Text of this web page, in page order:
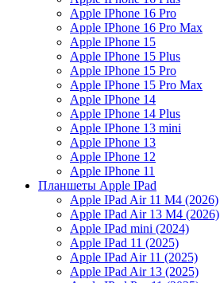
Apple IPhone 16 Pro
Apple IPhone 16 Pro Max
Apple IPhone 15
Apple IPhone 15 Plus
Apple IPhone 15 Pro
Apple IPhone 15 Pro Max
Apple IPhone 14
Apple IPhone 14 Plus
Apple IPhone 13 mini
Apple IPhone 13
Apple IPhone 12
Apple IPhone 11
Планшеты Apple IPad
Apple IPad Air 11 М4 (2026)
Apple IPad Air 13 М4 (2026)
Apple IPad mini (2024)
Apple IPad 11 (2025)
Apple IPad Air 11 (2025)
Apple IPad Air 13 (2025)